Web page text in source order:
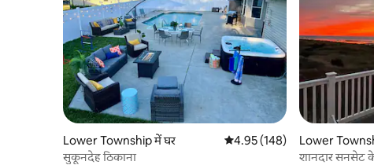
Lower Township में घर औसत रेटिंग 5 में से 4.95, 148
4.95 (148)
सुकूनदेह ठिकाना
Lower
शानदार सनसेट